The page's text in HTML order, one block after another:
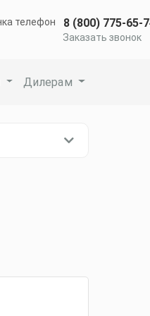
8 (800) 775-65-
Заказать звонок
Дилерам